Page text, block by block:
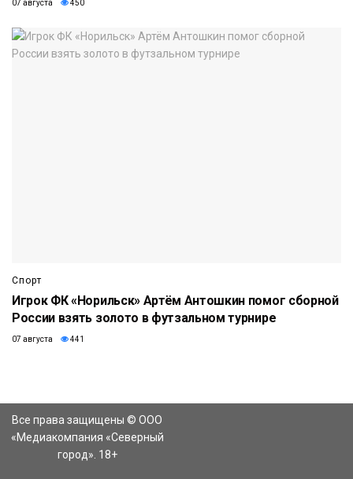
07 августа 450
Спорт
Игрок ФК «Норильск» Артём Антошкин помог сборной
России взять золото в футзальном турнире
07 августа 441
Все права защищены © ООО
«Медиакомпания «Северный
город». 18+